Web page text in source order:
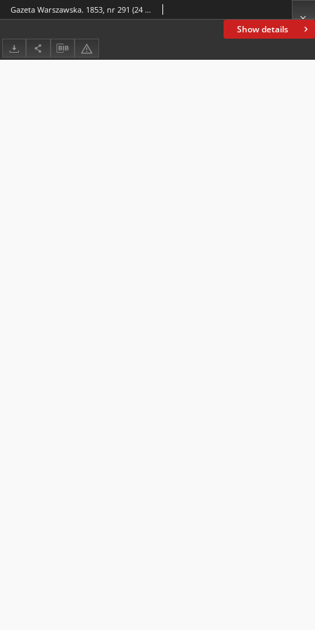
Show details
Gazeta Warszawska. 1853, nr 291 (24 X/5 XI)